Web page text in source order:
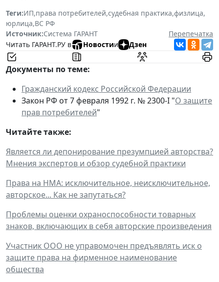
Теги:ИП,права потребителей,судебная практика,физлица,
юрлица,ВС РФ
Источник:Система ГАРАНТ
Перепечатка
Читать ГАРАНТ.РУ в
Новостии Дзен
Документы по теме:
Гражданский кодекс Российской Федерации
Закон РФ от 7 февраля 1992 г. № 2300-I "О защите
прав потребителей"
Читайте также:
Является ли депонирование презумпцией авторства?
Мнения экспертов и обзор судебной практики
Права на НМА: исключительное, неисключительное,
авторское... Как не запутаться?
Проблемы оценки охраноспособности товарных
знаков, включающих в себя авторские произведения
Участник ООО не управомочен предъявлять иск о
защите права на фирменное наименование
общества